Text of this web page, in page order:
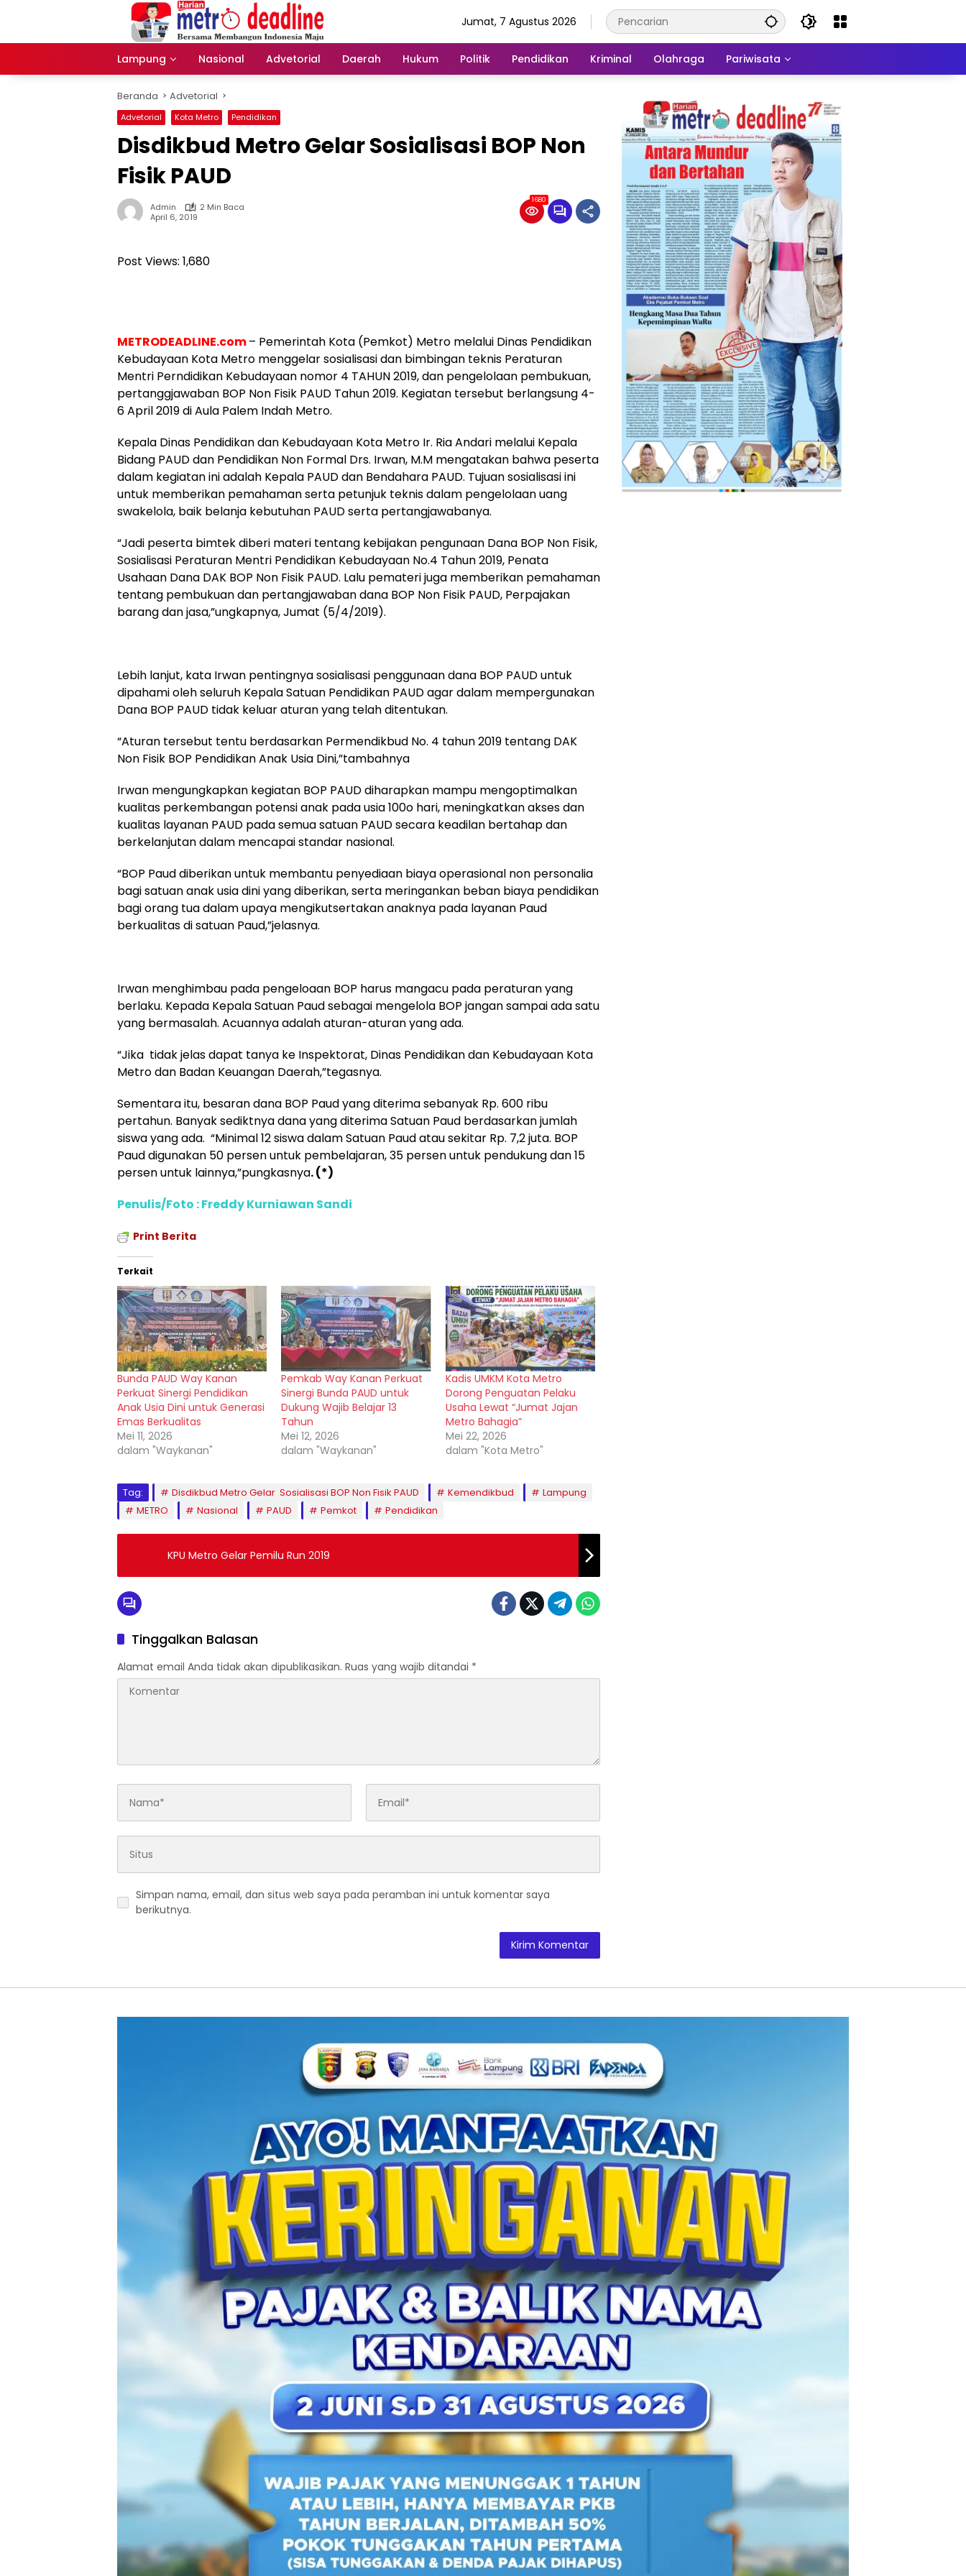
Jumat, 7 Agustus 2026
Lampung Nasional Advetorial Daerah Hukum Politik Pendidikan Kriminal Olahraga Pariwisata
Beranda Advetorial
Advetorial Kota Metro Pendidikan
Disdikbud Metro Gelar Sosialisasi BOP Non
Fisik PAUD
Admin
2 Min Baca
April 6, 2019
1680
Post Views: 1,680
METRODEADLINE.com– Pemerintah Kota (Pemkot) Metro melalui Dinas Pendidikan
Kebudayaan Kota Metro menggelar sosialisasi dan bimbingan teknis Peraturan
Mentri Perndidikan Kebudayaan nomor 4 TAHUN 2019, dan pengelolaan pembukuan,
pertanggjawaban BOP Non Fisik PAUD Tahun 2019. Kegiatan tersebut berlangsung 4-
6 April 2019 di Aula Palem Indah Metro.
Kepala Dinas Pendidikan dan Kebudayaan Kota Metro Ir. Ria Andari melalui Kepala
Bidang PAUD dan Pendidikan Non Formal Drs. Irwan, M.M mengatakan bahwa peserta
dalam kegiatan ini adalah Kepala PAUD dan Bendahara PAUD. Tujuan sosialisasi ini
untuk memberikan pemahaman serta petunjuk teknis dalam pengelolaan uang
swakelola, baik belanja kebutuhan PAUD serta pertangjawabanya.
“Jadi peserta bimtek diberi materi tentang kebijakan pengunaan Dana BOP Non Fisik,
Sosialisasi Peraturan Mentri Pendidikan Kebudayaan No.4 Tahun 2019, Penata
Usahaan Dana DAK BOP Non Fisik PAUD. Lalu pemateri juga memberikan pemahaman
tentang pembukuan dan pertangjawaban dana BOP Non Fisik PAUD, Perpajakan
barang dan jasa,”ungkapnya, Jumat (5/4/2019).
Lebih lanjut, kata Irwan pentingnya sosialisasi penggunaan dana BOP PAUD untuk
dipahami oleh seluruh Kepala Satuan Pendidikan PAUD agar dalam mempergunakan
Dana BOP PAUD tidak keluar aturan yang telah ditentukan.
“Aturan tersebut tentu berdasarkan Permendikbud No. 4 tahun 2019 tentang DAK
Non Fisik BOP Pendidikan Anak Usia Dini,”tambahnya
Irwan mengungkapkan kegiatan BOP PAUD diharapkan mampu mengoptimalkan
kualitas perkembangan potensi anak pada usia 100o hari, meningkatkan akses dan
kualitas layanan PAUD pada semua satuan PAUD secara keadilan bertahap dan
berkelanjutan dalam mencapai standar nasional.
“BOP Paud diberikan untuk membantu penyediaan biaya operasional non personalia
bagi satuan anak usia dini yang diberikan, serta meringankan beban biaya pendidikan
bagi orang tua dalam upaya mengikutsertakan anaknya pada layanan Paud
berkualitas di satuan Paud,”jelasnya.
Irwan menghimbau pada pengeloaan BOP harus mangacu pada peraturan yang
berlaku. Kepada Kepala Satuan Paud sebagai mengelola BOP jangan sampai ada satu
yang bermasalah. Acuannya adalah aturan-aturan yang ada.
“Jika tidak jelas dapat tanya ke Inspektorat, Dinas Pendidikan dan Kebudayaan Kota
Metro dan Badan Keuangan Daerah,”tegasnya.
Sementara itu, besaran dana BOP Paud yang diterima sebanyak Rp. 600 ribu
pertahun. Banyak sediktnya dana yang diterima Satuan Paud berdasarkan jumlah
siswa yang ada. “Minimal 12 siswa dalam Satuan Paud atau sekitar Rp. 7,2 juta. BOP
Paud digunakan 50 persen untuk pembelajaran, 35 persen untuk pendukung dan 15
persen untuk lainnya,”pungkasnya. (*)
Penulis/Foto : Freddy Kurniawan Sandi
Print Berita
Terkait
Bunda PAUD Way Kanan
Perkuat Sinergi Pendidikan
Anak Usia Dini untuk Generasi
Emas Berkualitas
Mei 11, 2026
dalam "Waykanan"
Pemkab Way Kanan Perkuat
Sinergi Bunda PAUD untuk
Dukung Wajib Belajar 13
Tahun
Mei 12, 2026
dalam "Waykanan"
Kadis UMKM Kota Metro
Dorong Penguatan Pelaku
Usaha Lewat “Jumat Jajan
Metro Bahagia”
Mei 22, 2026
dalam "Kota Metro"
Tag: Disdikbud Metro Gelar Sosialisasi BOP Non Fisik PAUD Kemendikbud
Lampung
METRO
Nasional PAUD Pemkot Pendidikan
KPU Metro Gelar Pemilu Run 2019
Tinggalkan Balasan
Alamat email Anda tidak akan dipublikasikan. Ruas yang wajib ditandai *
Simpan nama, email, dan situs web saya pada peramban ini untuk komentar saya
berikutnya.